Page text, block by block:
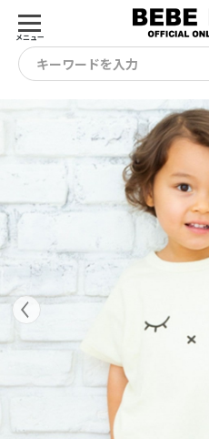
メニュー
キーワードを入力